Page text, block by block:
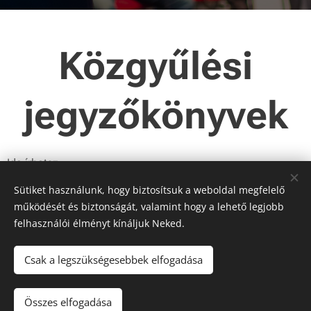
Közgyűlési
jegyzőkönyvek
Ide írhatsz...
Közgyűlési jegyzőkönyvek
© 2019 MEKK | Minden jog fenntartva
Sütiket használunk, hogy biztosítsuk a weboldal megfelelő
működését és biztonságát, valamint hogy a lehető legjobb
felhasználói élményt kínáljuk Neked.
Csak a legszükségesebbek elfogadása
Összes elfogadása